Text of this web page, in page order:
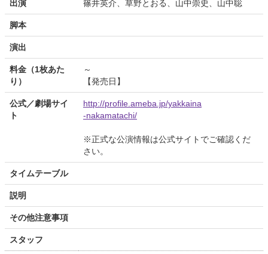
出演 篠井英介、草野とおる、山中崇史、山中聡
脚本
演出
料金（1枚あた
り）
～
【発売日】
公式／劇場サイ
ト
http://profile.ameba.jp/yakkaina
-nakamatachi/
※正式な公演情報は公式サイトでご確認くだ
さい。
タイムテーブル
説明
その他注意事項
スタッフ